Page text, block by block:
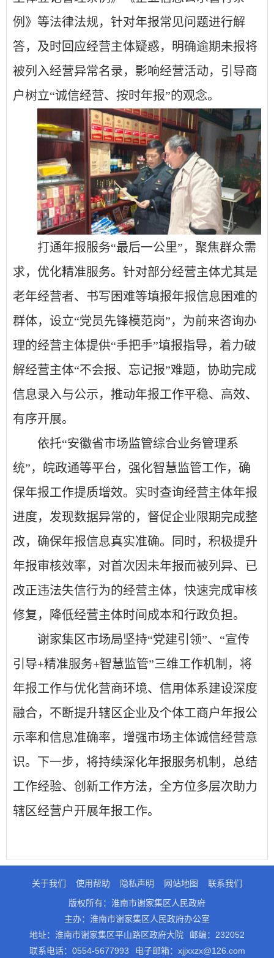
例》等法律法规，针对年报常见问题进行解
答，及时回应经营主体疑惑，明确逾期未报将
被列入经营异常名录，影响经营活动，引导商
户树立“诚信经营、按时年报”的观念。
打通年报服务“最后一公里”，聚焦群众需
求，优化精准服务。针对部分经营主体尤其是
老年经营者、书写困难等填报年报信息困难的
群体，设立“党员先锋模范岗”，为前来咨询办
理的经营主体提供“手把手”填报指导，着力破
解经营主体“不会报、忘记报”难题，协助完成
信息录入与公示，推动年报工作平稳、高效、
有序开展。
依托“安徽省市场监管综合业务管理系
统”，皖政通等平台，强化智慧监管工作，确
保年报工作提质增效。实时查询经营主体年报
进度，发现数据异常的，督促企业限期完成整
改，确保年报信息真实准确。同时，积极提升
年报审核效率，对首次因未年报而被列异、已
改正违法失信行为的经营主体，快速完成审核
修复，降低经营主体时间成本和行政负担。
谢家集区市场局坚持“党建引领”、“宣传
引导+精准服务+智慧监管”三维工作机制，将
年报工作与优化营商环境、信用体系建设深度
融合，不断提升辖区企业及个体工商户年报公
示率和信息准确率，增强市场主体诚信经营意
识。下一步，将持续深化年报服务机制，总结
工作经验、创新工作方法，全方位多层次助力
辖区经营户开展年报工作。
关于我们 使用帮助 隐私声明 网站地图
联系我们
版权所有：淮南市谢家集区人民政府
主办：淮南市谢家集区人民政府办公室
地址：淮南市谢家集区平山路区政府大院
邮编：232052
联系电话：0554-5677993
电子邮箱：xjjxxzx@126.com